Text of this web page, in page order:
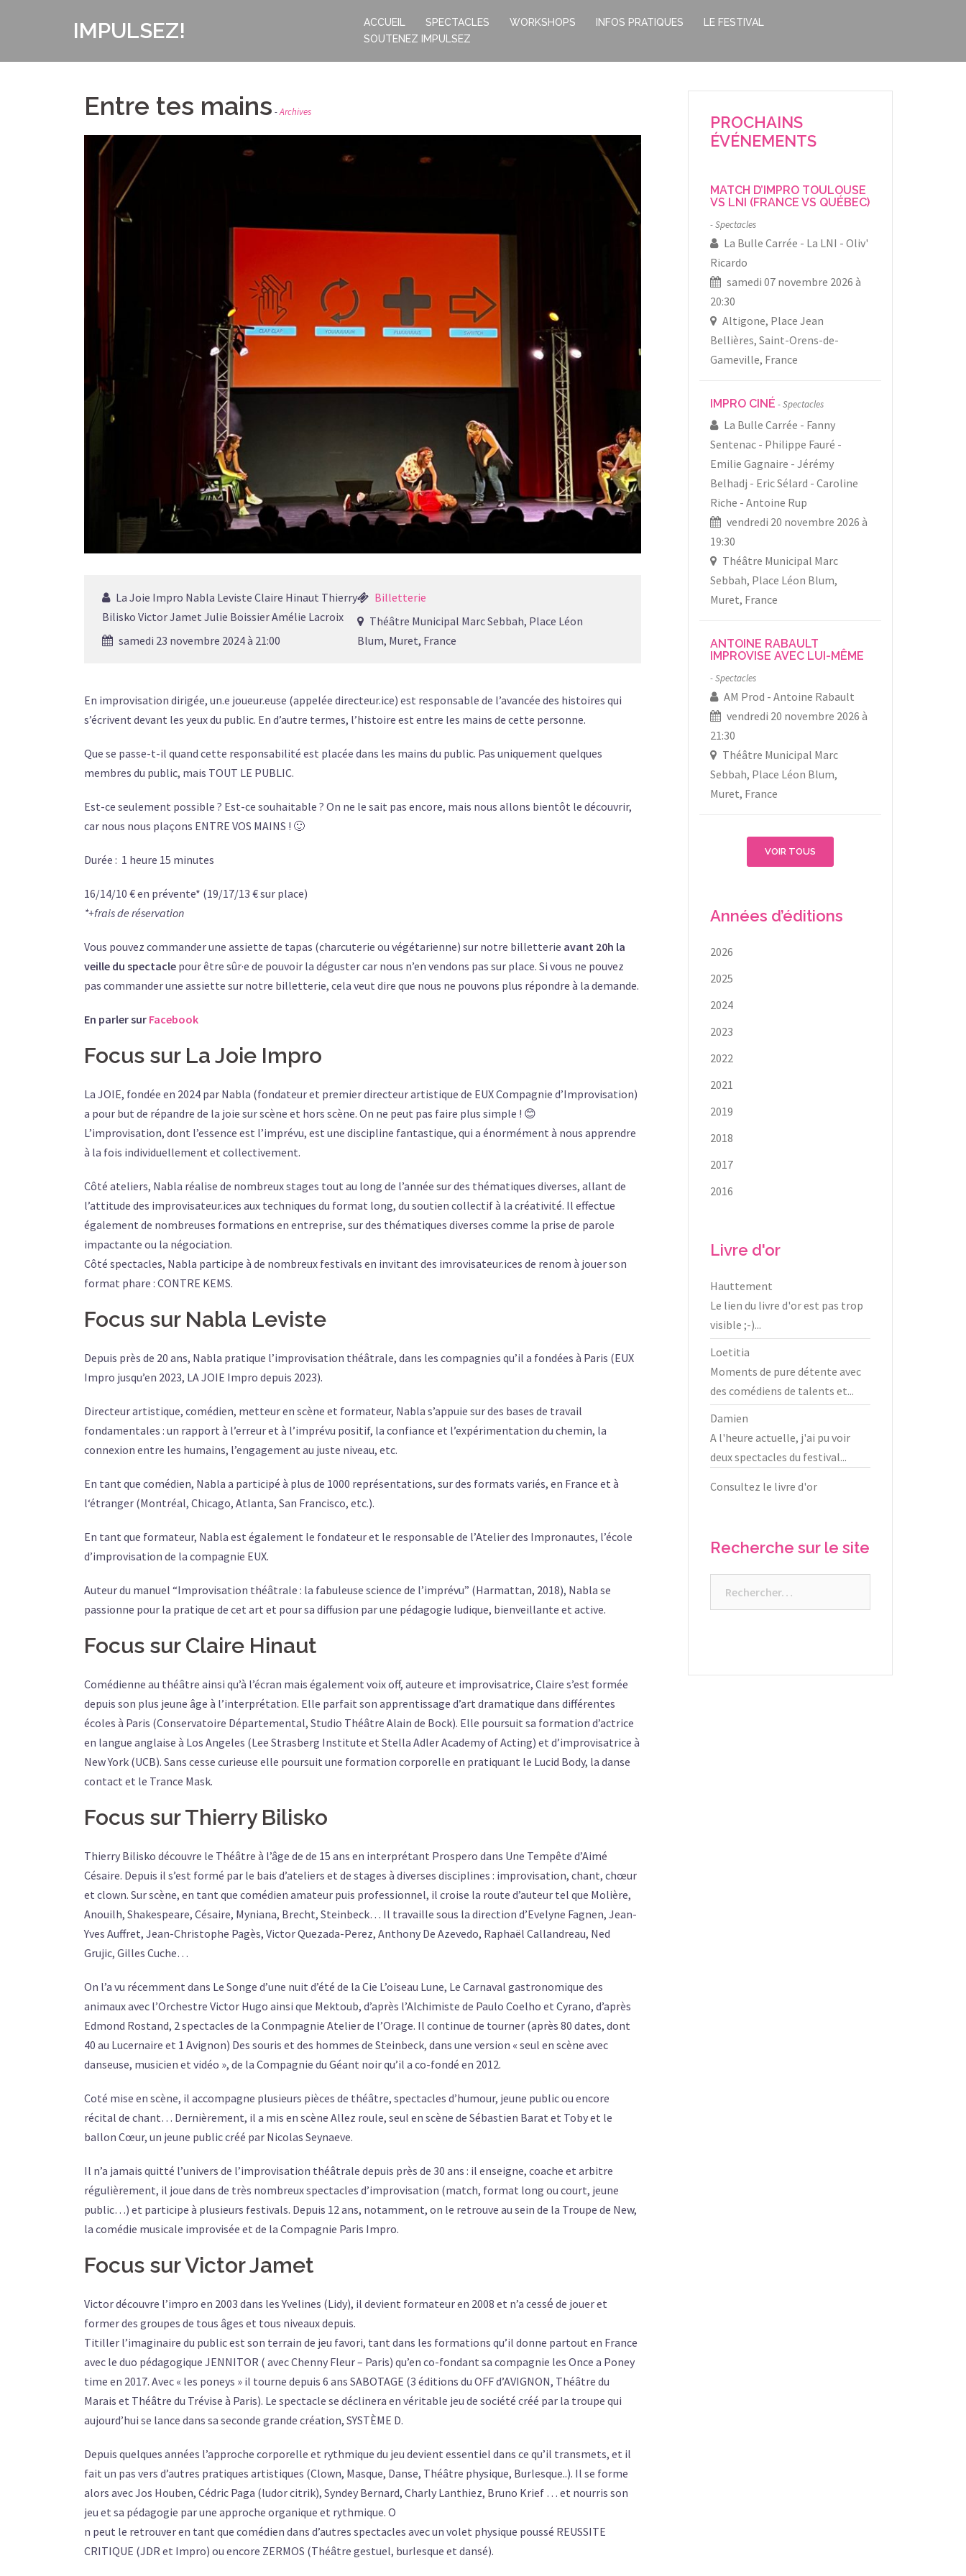
IMPULSEZ! ACCUEIL SPECTACLES WORKSHOPS INFOS PRATIQUES
LE FESTIVAL
SOUTENEZ IMPULSEZ
Entre tes mains Archives
La Joie Impro Nabla Leviste Claire Hinaut Thierry
Bilisko Victor Jamet Julie Boissier Amélie Lacroix
samedi 23 novembre 2024 à 21:00
Billetterie
Théâtre Municipal Marc Sebbah, Place Léon
Blum, Muret, France
En improvisation dirigée, un.e joueur.euse (appelée directeur.ice) est responsable de l’avancée des histoires qui
s’écrivent devant les yeux du public. En d’autre termes, l’histoire est entre les mains de cette personne.
Que se passe-t-il quand cette responsabilité est placée dans les mains du public. Pas uniquement quelques
membres du public, mais TOUT LE PUBLIC.
Est-ce seulement possible ? Est-ce souhaitable ? On ne le sait pas encore, mais nous allons bientôt le découvrir,
car nous nous plaçons ENTRE VOS MAINS ! 🙂
Durée : 1 heure 15 minutes
16/14/10 € en prévente* (19/17/13 € sur place)
*+frais de réservation
Vous pouvez commander une assiette de tapas (charcuterie ou végétarienne) sur notre billetterie avant 20h la
veille du spectacle pour être sûr·e de pouvoir la déguster car nous n’en vendons pas sur place. Si vous ne pouvez
pas commander une assiette sur notre billetterie, cela veut dire que nous ne pouvons plus répondre à la demande.
En parler sur Facebook
Focus sur La Joie Impro
La JOIE, fondée en 2024 par Nabla (fondateur et premier directeur artistique de EUX Compagnie d’Improvisation)
a pour but de répandre de la joie sur scène et hors scène. On ne peut pas faire plus simple ! 😊
L’improvisation, dont l’essence est l’imprévu, est une discipline fantastique, qui a énormément à nous apprendre
à la fois individuellement et collectivement.
Côté ateliers, Nabla réalise de nombreux stages tout au long de l’année sur des thématiques diverses, allant de
l’attitude des improvisateur.ices aux techniques du format long, du soutien collectif à la créativité. Il effectue
également de nombreuses formations en entreprise, sur des thématiques diverses comme la prise de parole
impactante ou la négociation.
Côté spectacles, Nabla participe à de nombreux festivals en invitant des imrovisateur.ices de renom à jouer son
format phare : CONTRE KEMS.
Focus sur Nabla Leviste
Depuis près de 20 ans, Nabla pratique l’improvisation théâtrale, dans les compagnies qu’il a fondées à Paris (EUX
Impro jusqu’en 2023, LA JOIE Impro depuis 2023).
Directeur artistique, comédien, metteur en scène et formateur, Nabla s’appuie sur des bases de travail
fondamentales : un rapport à l’erreur et à l’imprévu positif, la confiance et l’expérimentation du chemin, la
connexion entre les humains, l’engagement au juste niveau, etc.
En tant que comédien, Nabla a participé à plus de 1000 représentations, sur des formats variés, en France et à
l‘étranger (Montréal, Chicago, Atlanta, San Francisco, etc.).
En tant que formateur, Nabla est également le fondateur et le responsable de l’Atelier des Impronautes, l’école
d’improvisation de la compagnie EUX.
Auteur du manuel “Improvisation théâtrale : la fabuleuse science de l’imprévu” (Harmattan, 2018), Nabla se
passionne pour la pratique de cet art et pour sa diffusion par une pédagogie ludique, bienveillante et active.
Focus sur Claire Hinaut
Comédienne au théâtre ainsi qu’à l’écran mais également voix off, auteure et improvisatrice, Claire s’est formée
depuis son plus jeune âge à l’interprétation. Elle parfait son apprentissage d’art dramatique dans différentes
écoles à Paris (Conservatoire Départemental, Studio Théâtre Alain de Bock). Elle poursuit sa formation d’actrice
en langue anglaise à Los Angeles (Lee Strasberg Institute et Stella Adler Academy of Acting) et d’improvisatrice à
New York (UCB). Sans cesse curieuse elle poursuit une formation corporelle en pratiquant le Lucid Body, la danse
contact et le Trance Mask.
Focus sur Thierry Bilisko
Thierry Bilisko découvre le Théâtre à l’âge de de 15 ans en interprétant Prospero dans Une Tempête d’Aimé
Césaire. Depuis il s’est formé par le bais d’ateliers et de stages à diverses disciplines : improvisation, chant, chœur
et clown. Sur scène, en tant que comédien amateur puis professionnel, il croise la route d’auteur tel que Molière,
Anouilh, Shakespeare, Césaire, Myniana, Brecht, Steinbeck… Il travaille sous la direction d’Evelyne Fagnen, Jean-
Yves Auffret, Jean-Christophe Pagès, Victor Quezada-Perez, Anthony De Azevedo, Raphaël Callandreau, Ned
Grujic, Gilles Cuche…
On l’a vu récemment dans Le Songe d’une nuit d’été de la Cie L’oiseau Lune, Le Carnaval gastronomique des
animaux avec l’Orchestre Victor Hugo ainsi que Mektoub, d’après l’Alchimiste de Paulo Coelho et Cyrano, d’après
Edmond Rostand, 2 spectacles de la Conmpagnie Atelier de l’Orage. Il continue de tourner (après 80 dates, dont
40 au Lucernaire et 1 Avignon) Des souris et des hommes de Steinbeck, dans une version « seul en scène avec
danseuse, musicien et vidéo », de la Compagnie du Géant noir qu’il a co-fondé en 2012.
Coté mise en scène, il accompagne plusieurs pièces de théâtre, spectacles d’humour, jeune public ou encore
récital de chant… Dernièrement, il a mis en scène Allez roule, seul en scène de Sébastien Barat et Toby et le
ballon Cœur, un jeune public créé par Nicolas Seynaeve.
Il n’a jamais quitté l’univers de l’improvisation théâtrale depuis près de 30 ans : il enseigne, coache et arbitre
régulièrement, il joue dans de très nombreux spectacles d’improvisation (match, format long ou court, jeune
public…) et participe à plusieurs festivals. Depuis 12 ans, notamment, on le retrouve au sein de la Troupe de New,
la comédie musicale improvisée et de la Compagnie Paris Impro.
Focus sur Victor Jamet
Victor découvre l’impro en 2003 dans les Yvelines (Lidy), il devient formateur en 2008 et n’a cessé́ de jouer et
former des groupes de tous âges et tous niveaux depuis.
Titiller l’imaginaire du public est son terrain de jeu favori, tant dans les formations qu’il donne partout en France
avec le duo pédagogique JENNITOR ( avec Chenny Fleur – Paris) qu’en co-fondant sa compagnie les Once a Poney
time en 2017. Avec « les poneys » il tourne depuis 6 ans SABOTAGE (3 éditions du OFF d’AVIGNON, Théâtre du
Marais et Théâtre du Trévise à Paris). Le spectacle se déclinera en véritable jeu de société créé par la troupe qui
aujourd’hui se lance dans sa seconde grande création, SYSTÈME D.
Depuis quelques années l’approche corporelle et rythmique du jeu devient essentiel dans ce qu’il transmets, et il
fait un pas vers d’autres pratiques artistiques (Clown, Masque, Danse, Théâtre physique, Burlesque..). Il se forme
alors avec Jos Houben, Cédric Paga (ludor citrik), Syndey Bernard, Charly Lanthiez, Bruno Krief … et nourris son
jeu et sa pédagogie par une approche organique et rythmique. O
n peut le retrouver en tant que comédien dans d’autres spectacles avec un volet physique poussé REUSSITE
CRITIQUE (JDR et Impro) ou encore ZERMOS (Théâtre gestuel, burlesque et dansé).
PROCHAINS
ÉVÉNEMENTS
MATCH D’IMPRO TOULOUSE
VS LNI (FRANCE VS QUÉBEC)
Spectacles
La Bulle Carrée La LNI
Oliv'
Ricardo
samedi 07 novembre 2026 à
20:30
Altigone, Place Jean
Bellières, Saint-Orens-de-
Gameville, France
IMPRO CINÉ Spectacles
La Bulle Carrée
Fanny
Sentenac
Philippe Fauré
Emilie Gagnaire
Jérémy
Belhadj
Eric Sélard
Caroline
Riche
Antoine Rup
vendredi 20 novembre 2026 à
19:30
Théâtre Municipal Marc
Sebbah, Place Léon Blum,
Muret, France
ANTOINE RABAULT
IMPROVISE AVEC LUI-MÊME
Spectacles
AM Prod
Antoine Rabault
vendredi 20 novembre 2026 à
21:30
Théâtre Municipal Marc
Sebbah, Place Léon Blum,
Muret, France
VOIR TOUS
Années d’éditions
2026
2025
2024
2023
2022
2021
2019
2018
2017
2016
Livre d'or
Hauttement
Le lien du livre d'or est pas trop
visible ;-)...
Loetitia
Moments de pure détente avec
des comédiens de talents et...
Damien
A l'heure actuelle, j'ai pu voir
deux spectacles du festival...
Consultez le livre d'or
Recherche sur le site